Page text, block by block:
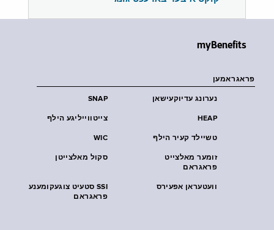
myBenefits
פראגראמען
SNAP נערונג עדיוקעישאן
צייטווייליגע הילף HEAP
WIC טשיילד קעיר הילף
סקול מאלצייטן
זומער מאלצייט
פראגראם
SSI סטעיט צוגעקומענע
פראגראם
וועטעראן אפעירס